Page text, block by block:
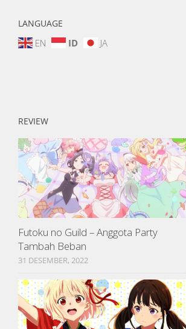
LANGUAGE
EN ID JA
REVIEW
Futoku no Guild – Anggota Party
Tambah Beban
31 DESEMBER, 2022